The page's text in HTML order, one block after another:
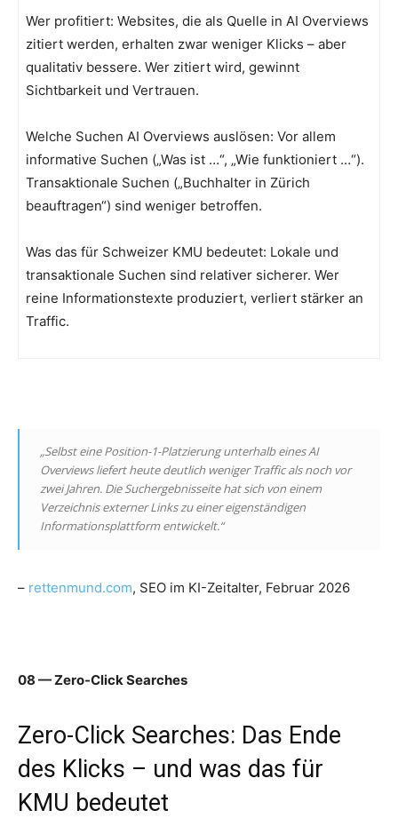
Wer profitiert: Websites, die als Quelle in AI Overviews
zitiert werden, erhalten zwar weniger Klicks – aber
qualitativ bessere. Wer zitiert wird, gewinnt
Sichtbarkeit und Vertrauen.
Welche Suchen AI Overviews auslösen: Vor allem
informative Suchen („Was ist …“, „Wie funktioniert …“).
Transaktionale Suchen („Buchhalter in Zürich
beauftragen“) sind weniger betroffen.
Was das für Schweizer KMU bedeutet: Lokale und
transaktionale Suchen sind relativer sicherer. Wer
reine Informationstexte produziert, verliert stärker an
Traffic.
„Selbst eine Position-1-Platzierung unterhalb eines AI
Overviews liefert heute deutlich weniger Traffic als noch vor
zwei Jahren. Die Suchergebnisseite hat sich von einem
Verzeichnis externer Links zu einer eigenständigen
Informationsplattform entwickelt.“
– rettenmund.com, SEO im KI-Zeitalter, Februar 2026
08 — Zero-Click Searches
Zero-Click Searches: Das Ende
des Klicks – und was das für
KMU bedeutet